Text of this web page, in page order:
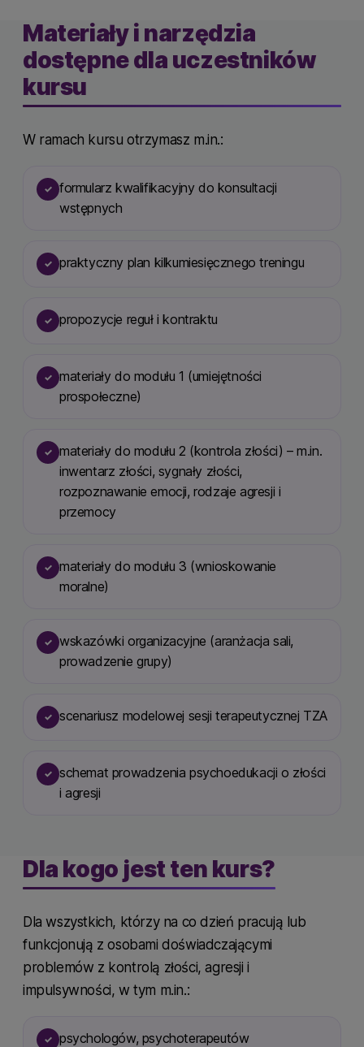
Materiały i narzędzia
dostępne dla uczestników
kursu
W ramach kursu otrzymasz m.in.:
✓ formularz kwalifikacyjny do konsultacji
wstępnych
✓ praktyczny plan kilkumiesięcznego treningu
✓ propozycje reguł i kontraktu
✓ materiały do modułu 1 (umiejętności
prospołeczne)
✓ materiały do modułu 2 (kontrola złości) – m.in.
inwentarz złości, sygnały złości,
rozpoznawanie emocji, rodzaje agresji i
przemocy
✓ materiały do modułu 3 (wnioskowanie
moralne)
✓ wskazówki organizacyjne (aranżacja sali,
prowadzenie grupy)
✓ scenariusz modelowej sesji terapeutycznej TZA
✓ schemat prowadzenia psychoedukacji o złości
i agresji
Dla kogo jest ten kurs?
Dla wszystkich, którzy na co dzień pracują lub
funkcjonują z osobami doświadczającymi
problemów z kontrolą złości, agresji i
impulsywności, w tym m.in.:
✓ psychologów, psychoterapeutów